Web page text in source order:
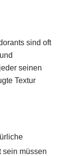
sind oft
seinen
Textur
sein müssen